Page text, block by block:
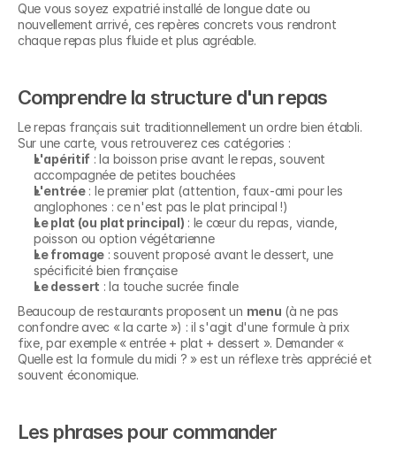
Que vous soyez expatrié installé de longue date ou
nouvellement arrivé, ces repères concrets vous rendront
chaque repas plus fluide et plus agréable.
Comprendre la structure d'un repas
Le repas français suit traditionnellement un ordre bien établi.
Sur une carte, vous retrouverez ces catégories :
L'apéritif : la boisson prise avant le repas, souvent
accompagnée de petites bouchées
L'entrée : le premier plat (attention, faux-ami pour les
anglophones : ce n'est pas le plat principal !)
Le plat (ou plat principal) : le cœur du repas, viande,
poisson ou option végétarienne
Le fromage : souvent proposé avant le dessert, une
spécificité bien française
Le dessert : la touche sucrée finale
Beaucoup de restaurants proposent un menu (à ne pas
confondre avec « la carte ») : il s'agit d'une formule à prix
fixe, par exemple « entrée + plat + dessert ». Demander «
Quelle est la formule du midi ? » est un réflexe très apprécié et
souvent économique.
Les phrases pour commander